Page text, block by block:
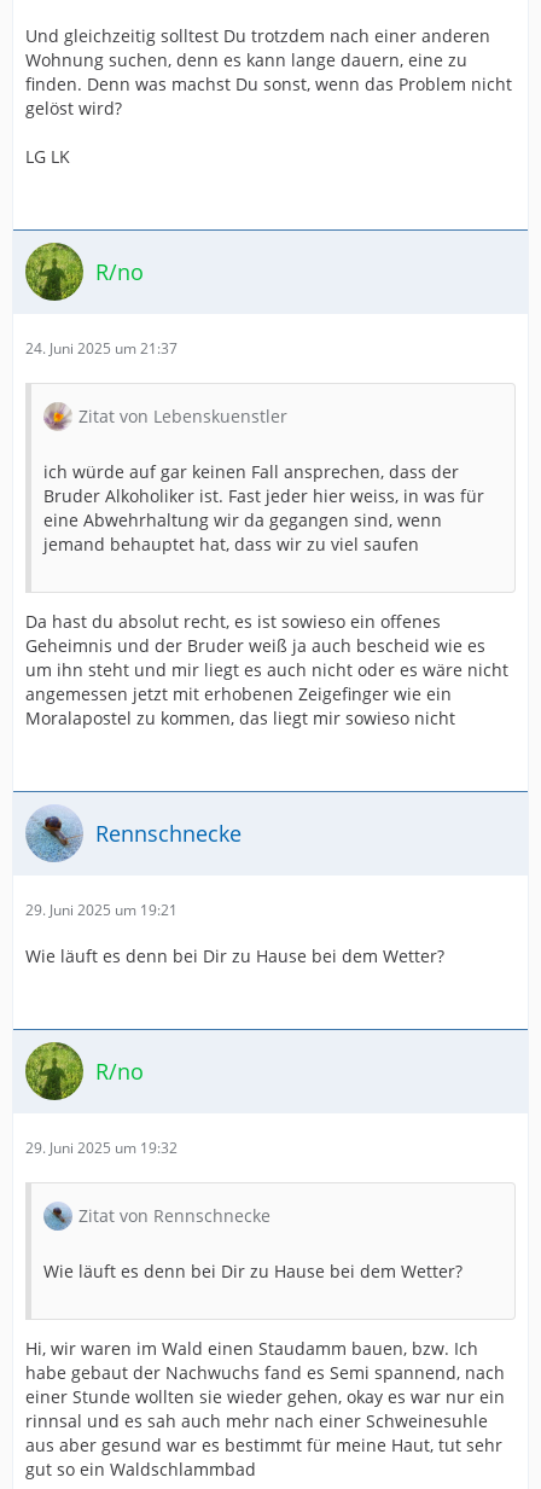
Und gleichzeitig solltest Du trotzdem nach einer anderen
Wohnung suchen, denn es kann lange dauern, eine zu
finden. Denn was machst Du sonst, wenn das Problem nicht
gelöst wird?
LG LK
R/no
24. Juni 2025 um 21:37
Zitat von Lebenskuenstler
ich würde auf gar keinen Fall ansprechen, dass der
Bruder Alkoholiker ist. Fast jeder hier weiss, in was für
eine Abwehrhaltung wir da gegangen sind, wenn
jemand behauptet hat, dass wir zu viel saufen
Da hast du absolut recht, es ist sowieso ein offenes
Geheimnis und der Bruder weiß ja auch bescheid wie es
um ihn steht und mir liegt es auch nicht oder es wäre nicht
angemessen jetzt mit erhobenen Zeigefinger wie ein
Moralapostel zu kommen, das liegt mir sowieso nicht
Rennschnecke
29. Juni 2025 um 19:21
Wie läuft es denn bei Dir zu Hause bei dem Wetter?
R/no
29. Juni 2025 um 19:32
Zitat von Rennschnecke
Wie läuft es denn bei Dir zu Hause bei dem Wetter?
Hi, wir waren im Wald einen Staudamm bauen, bzw. Ich
habe gebaut der Nachwuchs fand es Semi spannend, nach
einer Stunde wollten sie wieder gehen, okay es war nur ein
rinnsal und es sah auch mehr nach einer Schweinesuhle
aus aber gesund war es bestimmt für meine Haut, tut sehr
gut so ein Waldschlammbad